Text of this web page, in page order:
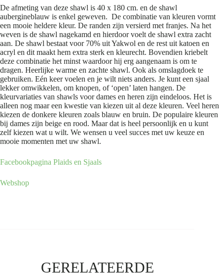
De afmeting van deze shawl is 40 x 180 cm. en de shawl
aubergineblauw is enkel geweven. De combinatie van kleuren vormt
een mooie heldere kleur. De randen zijn versierd met franjes. Na het
weven is de shawl nagekamd en hierdoor voelt de shawl extra zacht
aan. De shawl bestaat voor 70% uit Yakwol en de rest uit katoen en
acryl en dit maakt hem extra sterk en kleurecht. Bovendien kriebelt
deze combinatie het minst waardoor hij erg aangenaam is om te
dragen. Heerlijke warme en zachte shawl. Ook als omslagdoek te
gebruiken. Eén keer voelen en je wilt niets anders. Je kunt een sjaal
lekker omwikkelen, om knopen, of ‘open’ laten hangen. De
kleurvariaties van shawls voor dames en heren zijn eindeloos. Het is
alleen nog maar een kwestie van kiezen uit al deze kleuren. Veel heren
kiezen de donkere kleuren zoals blauw en bruin. De populaire kleuren
bij dames zijn beige en rood. Maar dat is heel persoonlijk en u kunt
zelf kiezen wat u wilt. We wensen u veel succes met uw keuze en
mooie momenten met uw shawl.
Facebookpagina Plaids en Sjaals
Webshop
GERELATEERDE